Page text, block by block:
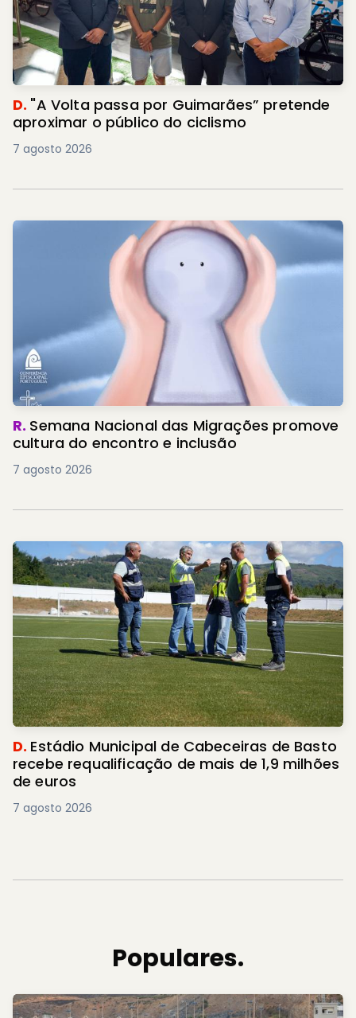
D. "A Volta passa por Guimarães” pretende
aproximar o público do ciclismo
7 agosto 2026
R. Semana Nacional das Migrações promove
cultura do encontro e inclusão
7 agosto 2026
D. Estádio Municipal de Cabeceiras de Basto
recebe requalificação de mais de 1,9 milhões
de euros
7 agosto 2026
Populares.